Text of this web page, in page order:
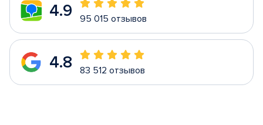
4.9 95 015 отзывов
4.8 83 512 отзывов